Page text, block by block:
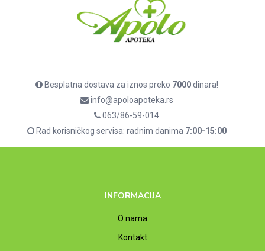
Besplatna dostava za iznos preko 7000dinara!
info@apoloapoteka.rs
063/86-59-014
Rad korisničkog servisa: radnim danima 7:00-15:00
INFORMACIJA
O nama
Kontakt